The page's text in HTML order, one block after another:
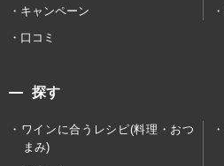
キャンペーン
口コミ
探す
ワインに合うレシピ(料理・おつ
まみ)